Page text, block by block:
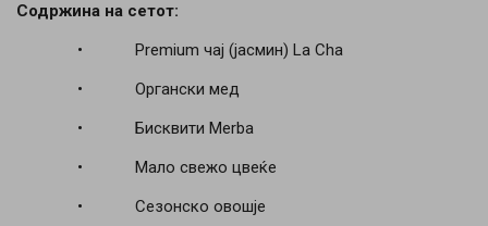
Содржина на сетот:
• Premium чај (јасмин) La Cha
• Органски мед
• Бисквити Merba
• Мало свежо цвеќе
• Сезонско овошје